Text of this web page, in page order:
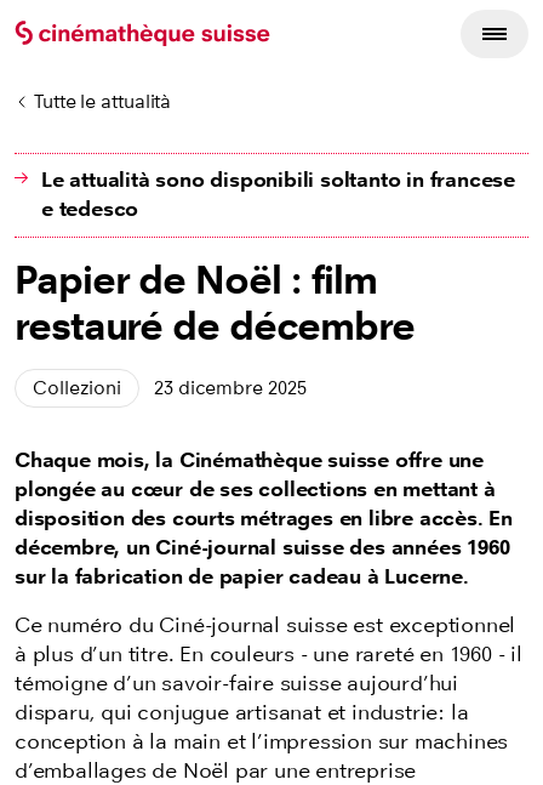
Tutte le attualità
Le attualità sono disponibili soltanto in francese
e tedesco
Papier de Noël : film
restauré de décembre
Collezioni 23 dicembre 2025
Chaque mois, la Cinémathèque suisse offre une
plongée au cœur de ses collections en mettant à
disposition des courts métrages en libre accès. En
décembre, un Ciné-journal suisse des années 1960
sur la fabrication de papier cadeau à Lucerne.
Ce numéro du Ciné-journal suisse est exceptionnel
à plus d’un titre. En couleurs - une rareté en 1960 - il
témoigne d’un savoir-faire suisse aujourd’hui
disparu, qui conjugue artisanat et industrie: la
conception à la main et l’impression sur machines
d’emballages de Noël par une entreprise